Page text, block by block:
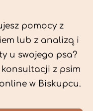
pomocy z
lub z analizą i
u swojego psa?
konsultacji z psim
w Biskupcu.